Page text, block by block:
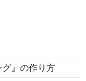
グ』の作り方